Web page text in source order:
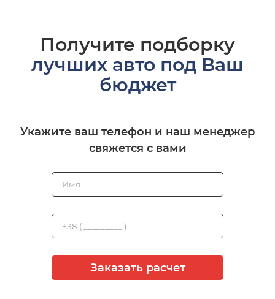
Получите подборку
лучших авто под Ваш
бюджет
Укажите ваш телефон и наш менеджер
свяжется с вами
Заказать расчет